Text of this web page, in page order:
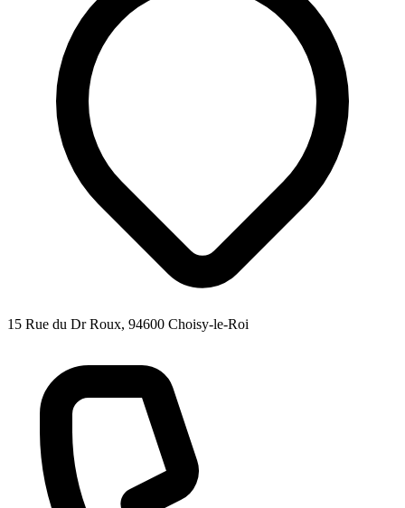
15 Rue du Dr Roux, 94600 Choisy-le-Roi